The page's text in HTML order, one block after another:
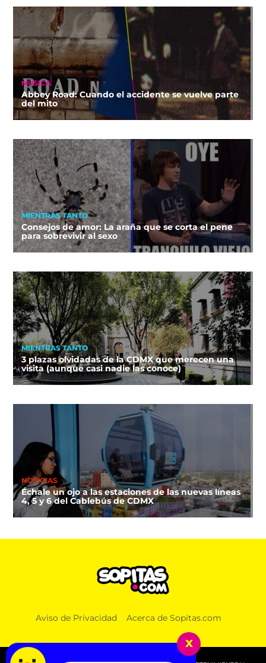
MÚSICA
Abbey Road: Cuando el accidente se vuelve parte
del mito
MIENTRAS TANTO
Consejos de amor: La araña que se corta el pene
para sobrevivir al sexo
MIENTRAS TANTO
3 plazas olvidadas de la CDMX que merecen una
visita (aunque casi nadie las conoce)
NOTICIAS
Échale un ojo a las estaciones de las nuevas líneas
4, 5 y 6 del Cablebús de CDMX
Aviso de Privacidad Acerca de Sopitas.com
x